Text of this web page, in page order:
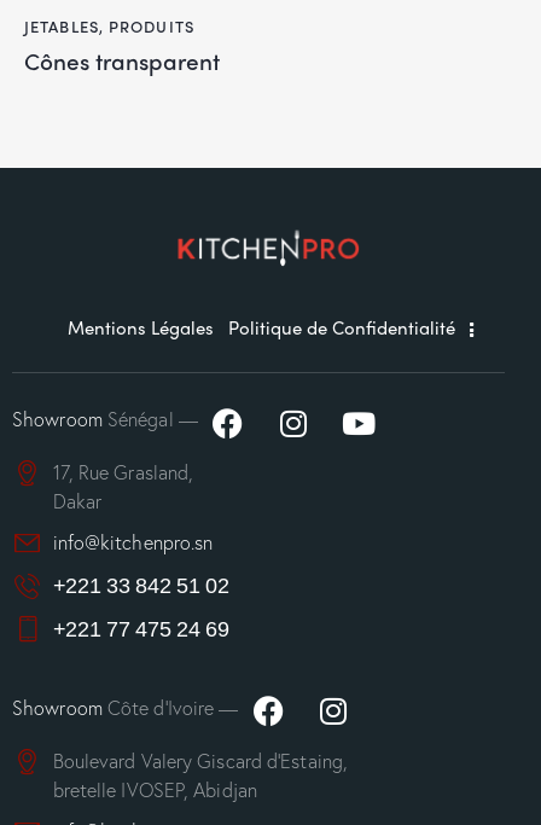
JETABLES, PRODUITS
Cônes transparent
Mentions Légales Politique de Confidentialité
ShowroomSénégal —
17, Rue Grasland,
Dakar
info@kitchenpro.sn
+221 33 842 51 02
+221 77 475 24 69
ShowroomCôte d’Ivoire —
Boulevard Valery Giscard d’Estaing,
bretelle IVOSEP, Abidjan